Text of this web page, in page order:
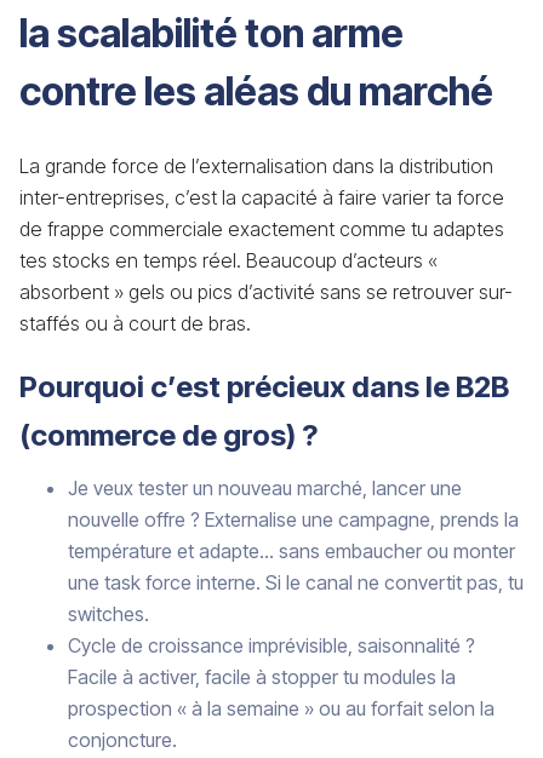
la scalabilité ton arme
contre les aléas du marché
La grande force de l’externalisation dans la distribution
inter-entreprises, c’est la capacité à faire varier ta force
de frappe commerciale exactement comme tu adaptes
tes stocks en temps réel. Beaucoup d’acteurs «
absorbent » gels ou pics d’activité sans se retrouver sur-
staffés ou à court de bras.
Pourquoi c’est précieux dans le B2B
(commerce de gros) ?
Je veux tester un nouveau marché, lancer une
nouvelle offre ? Externalise une campagne, prends la
température et adapte… sans embaucher ou monter
une task force interne. Si le canal ne convertit pas, tu
switches.
Cycle de croissance imprévisible, saisonnalité ?
Facile à activer, facile à stopper tu modules la
prospection « à la semaine » ou au forfait selon la
conjoncture.